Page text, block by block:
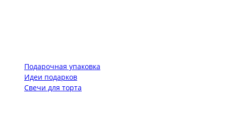
Подарочная упаковка
Идеи подарков
Свечи для торта